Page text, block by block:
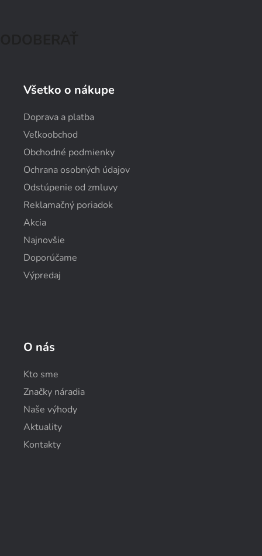
Všetko o nákupe
Doprava a platba
Veľkoobchod
Obchodné podmienky
Ochrana osobných údajov
Odstúpenie od zmluvy
Reklamačný poriadok
Akcia
Najnovšie
Doporúčame
Výpredaj
O nás
Kto sme
Značky náradia
Naše výhody
Aktuality
Kontakty